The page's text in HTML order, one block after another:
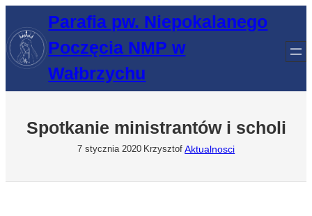
treści
Parafia pw. Niepokalanego
Poczęcia NMP w
Wałbrzychu
Spotkanie ministrantów i scholi
7 stycznia 2020 Krzysztof Aktualnosci